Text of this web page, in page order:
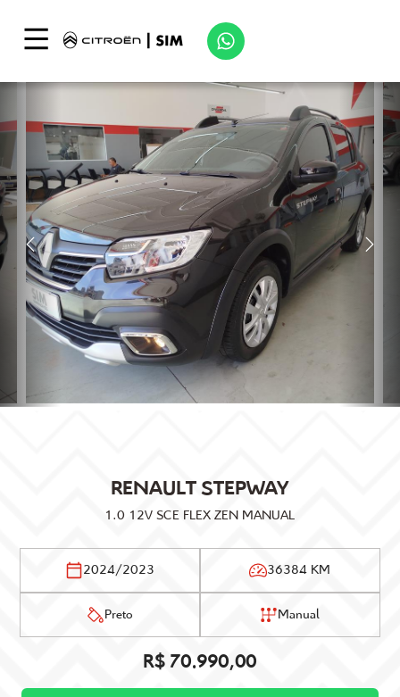
RENAULT STEPWAY
1.0 12V SCE FLEX ZEN MANUAL
2024/2023 36384 KM
Preto Manual
R$ 70.990,00